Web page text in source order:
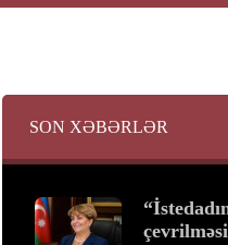
SON XƏBƏRLƏR